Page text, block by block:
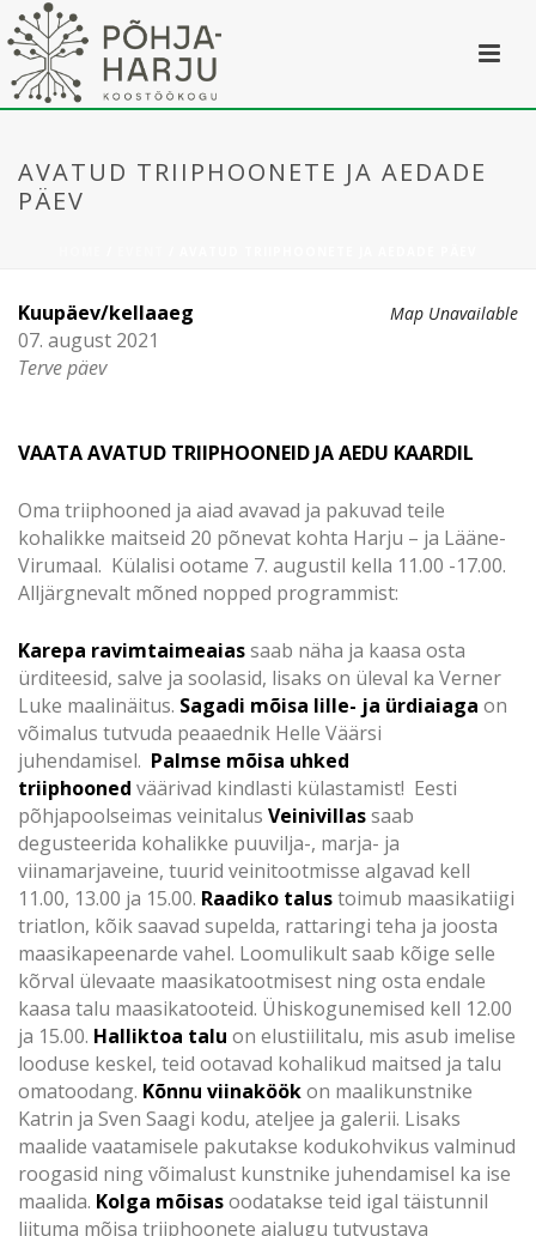
AVATUD TRIIPHOONETE JA AEDADE
PÄEV
Map Unavailable
Kuupäev/kellaaeg
07. august 2021
Terve päev
VAATA AVATUD TRIIPHOONEID JA AEDU KAARDIL
Oma triiphooned ja aiad avavad ja pakuvad teile
kohalikke maitseid 20 põnevat kohta Harju – ja Lääne-
Virumaal. Külalisi ootame 7. augustil kella 11.00 -17.00.
Alljärgnevalt mõned nopped programmist:
Karepa ravimtaimeaiassaab näha ja kaasa osta
ürditeesid, salve ja soolasid, lisaks on üleval ka Verner
Luke maalinäitus. Sagadi mõisa lille- ja ürdiaiaga on
võimalus tutvuda peaaednik Helle Väärsi
juhendamisel. Palmse mõisa uhked
triiphooned väärivad kindlasti külastamist! Eesti
põhjapoolseimas veinitalus Veinivillassaab
degusteerida kohalikke puuvilja-, marja- ja
viinamarjaveine, tuurid veinitootmisse algavad kell
11.00, 13.00 ja 15.00. Raadiko talustoimub maasikatiigi
triatlon, kõik saavad supelda, rattaringi teha ja joosta
maasikapeenarde vahel. Loomulikult saab kõige selle
kõrval ülevaate maasikatootmisest ning osta endale
kaasa talu maasikatooteid. Ühiskogunemised kell 12.00
ja 15.00. Halliktoa talu on elustiilitalu, mis asub imelise
looduse keskel, teid ootavad kohalikud maitsed ja talu
omatoodang. Kõnnu viinaköökon maalikunstnike
Katrin ja Sven Saagi kodu, ateljee ja galerii. Lisaks
maalide vaatamisele pakutakse kodukohvikus valminud
roogasid ning võimalust kunstnike juhendamisel ka ise
maalida. Kolga mõisasoodatakse teid igal täistunnil
liituma mõisa triiphoonete ajalugu tutvustava